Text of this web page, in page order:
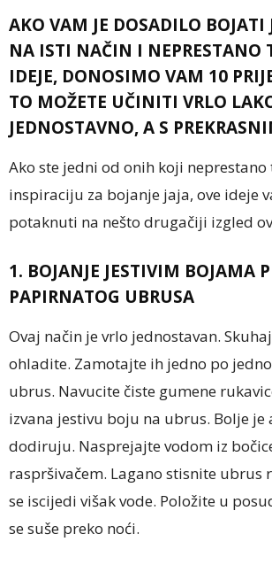
AKO VAM JE DOSADILO BOJATI
NA ISTI NAČIN I NEPRESTANO
IDEJE, DONOSIMO VAM 10
TO MOŽETE UČINITI VRLO
JEDNOSTAVNO, A S
Ako ste jedni od onih koji neprestano
inspiraciju za bojanje jaja, ove ideje
potaknuti na nešto drugačiji izgled
1. BOJANJE JESTIVIM BOJAMA
PAPIRNATOG UBRUSA
Ovaj način je vrlo jednostavan.
ohladite. Zamotajte ih jedno po
ubrus. Navucite čiste gumene
izvana jestivu boju na ubrus. Bolje je
dodiruju. Nasprejajte vodom iz
raspršivačem. Lagano stisnite ubrus
se iscijedi višak vode. Položite u
se suše preko noći.